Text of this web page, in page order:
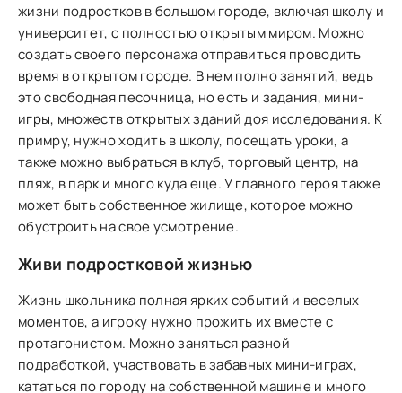
жизни подростков в большом городе, включая школу и
университет, с полностью открытым миром. Можно
создать своего персонажа отправиться проводить
время в открытом городе. В нем полно занятий, ведь
это свободная песочница, но есть и задания, мини-
игры, множеств открытых зданий доя исследования. К
примру, нужно ходить в школу, посещать уроки, а
также можно выбраться в клуб, торговый центр, на
пляж, в парк и много куда еще. У главного героя также
может быть собственное жилище, которое можно
обустроить на свое усмотрение.
Живи подростковой жизнью
Жизнь школьника полная ярких событий и веселых
моментов, а игроку нужно прожить их вместе с
протагонистом. Можно заняться разной
подработкой, участвовать в забавных мини-играх,
кататься по городу на собственной машине и много